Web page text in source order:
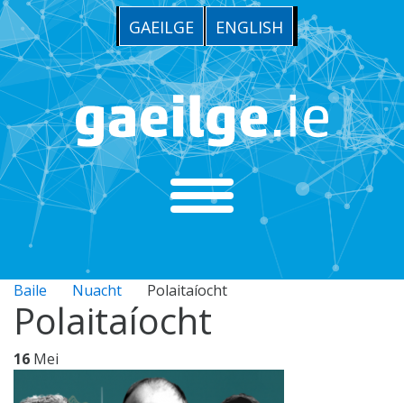
GAEILGE ENGLISH
Baile Nuacht Polaitaíocht
Polaitaíocht
16 Mei